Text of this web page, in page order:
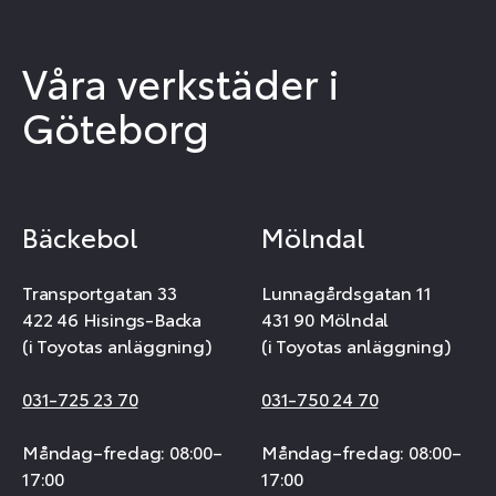
Våra verkstäder i
Göteborg
Bäckebol
Transportgatan 33
422 46 Hisings-Backa
(i Toyotas anläggning)
031-725 23 70
Måndag–fredag: 08:00–
17:00
Mölndal
Lunnagårdsgatan 11
431 90 Mölndal
(i Toyotas anläggning)
031-750 24 70
Måndag–fredag: 08:00–
17:00